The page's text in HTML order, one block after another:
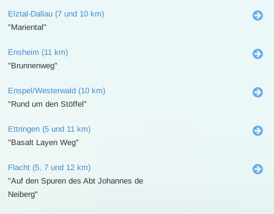
Elztal-Dallau (7 und 10 km)
"Mariental"
Ensheim (11 km)
"Brunnenweg"
Enspel/Westerwald (10 km)
"Rund um den Stöffel"
Ettringen (5 und 11 km)
"Basalt Layen Weg"
Flacht (5, 7 und 12 km)
"Auf den Spuren des Abt Johannes de
Neiberg"